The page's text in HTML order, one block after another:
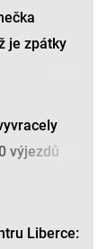
je zpátky
výjezdů
Liberce: